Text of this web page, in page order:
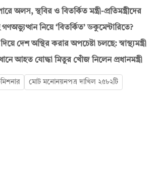
অলস, স্থবির ও বিতর্কিত মন্ত্রী-প্রতিমন্ত্রীদের
নিয়ে ‘বিতর্কিত’ ডকুমেন্টারিতে?
দেশ অস্থির করার অপচেষ্টা চলছে: স্বাস্থ্যমন্ত্রী
আহত যোদ্ধা মিতুর খোঁজ নিলেন প্রধানমন্ত্রী
মোট মনোনয়নপত্র দাখিল ২৫৮২টি